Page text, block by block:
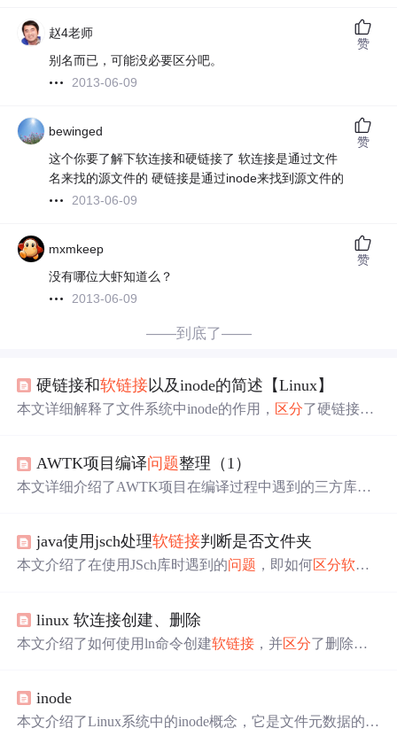
赵4老师
别名而已，可能没必要区分吧。
2013-06-09
赞
bewinged
这个你要了解下软连接和硬链接了 软连接是通过文件
名来找的源文件的 硬链接是通过inode来找到源文件的
2013-06-09
赞
mxmkeep
没有哪位大虾知道么？
2013-06-09
赞
——到底了——
硬链接和软链接以及inode的简述【Linux】
本文详细解释了文件系统中inode的作用， 区分了硬链接和
环链接问题。,
AWTK项目编译问题整理（1）
本文详细介绍了AWTK项目在编译过程中遇到的三方库组
链接等方法，提高了项目的维护效率和编译的便捷性。
java使用jsch处理软链接判断是否文件夹
本文介绍了在使用JSch库时遇到的问题 ，即如何区分软链
码展示了具体操作过程。
linux 软连接创建、删除
本文介绍了如何使用ln命令创建软链接 ，并区分了删除文
inode
本文介绍了Linux系统中的inode概念，它是文件元数据的存